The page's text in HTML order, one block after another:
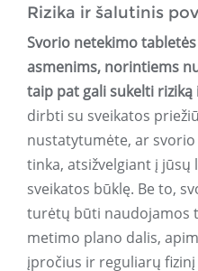
Rizika ir šalutinis
Svorio netekimo
asmenims, norintiems
taip pat gali sukelti
dirbti su sveikatos
nustatytumėte, ar
tinka, atsižvelgiant į
sveikatos būklę. Be to,
turėtų būti naudojamos
metimo plano dalis,
įpročius ir reguliarų fizinį